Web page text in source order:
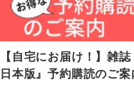
【自宅にお届け！】雑
日本版』予約購読のご案